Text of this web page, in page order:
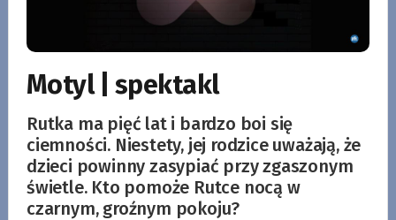
Motyl | spektakl
Rutka ma pięć lat i bardzo boi się
ciemności. Niestety, jej rodzice uważają, że
dzieci powinny zasypiać przy zgaszonym
świetle. Kto pomoże Rutce nocą w
czarnym, groźnym pokoju?